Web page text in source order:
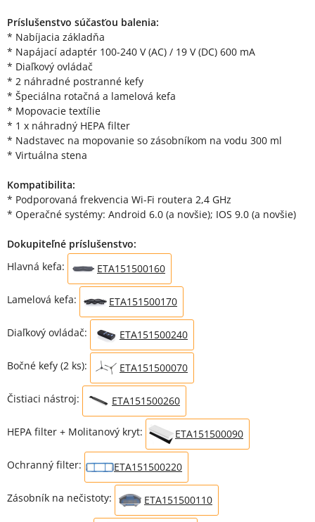
Príslušenstvo súčasťou balenia:
* Nabíjacia základňa
* Napájací adaptér 100-240 V (AC) / 19 V (DC) 600 mA
* Diaľkový ovládač
* 2 náhradné postranné kefy
* Špeciálna rotačná a lamelová kefa
* Mopovacie textílie
* 1 x náhradný HEPA filter
* Nadstavec na mopovanie so zásobníkom na vodu 300 ml
* Virtuálna stena
Kompatibilita:
* Podporovaná frekvencia Wi-Fi routera 2,4 GHz
* Operačné systémy: Android 6.0 (a novšie); IOS 9.0 (a novšie)
Dokupiteľné príslušenstvo:
Hlavná kefa:
ETA151500160
Lamelová kefa: ETA151500170
Diaľkový ovládač: ETA151500240
Bočné kefy (2 ks): ETA151500070
Čistiaci nástroj: ETA151500260
HEPA filter + Molitanový kryt: ETA151500090
Ochranný filter: ETA151500220
Zásobník na nečistoty: ETA151500110